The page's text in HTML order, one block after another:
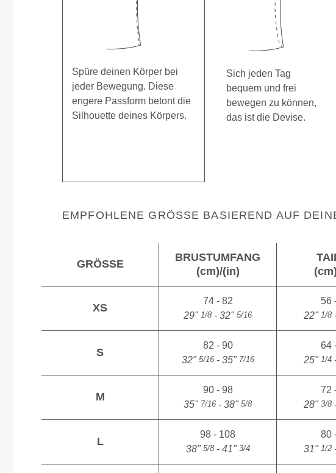
Spüre deinen Körper bei
jeder Bewegung. Diese
engere Passform betont die
Silhouette deines Körpers.
Sich jeden Tag
bequem und frei
bewegen zu können,
das ist die Devise.
EMPFOHLENE GRÖSSE BASIEREND AUF
GRÖSSE
BRUSTUMFANG
(cm)/(in)
XS
74 - 82
29"1/8 - 32"5/16
56
22"1/8
S
82 - 90
32"5/16- 35"7/16
64
25"1/4
M
90 - 98
35"7/16 - 38"5/8
72
28"3/8
L
98 - 108
38"5/8- 41"3/4
80
31"1/2